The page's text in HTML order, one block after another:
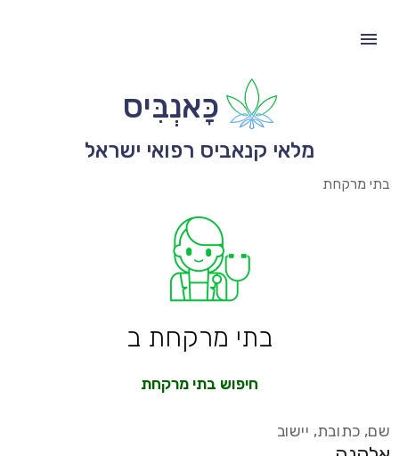
כָּאנְבִּיס
מלאי קנאביס רפואי ישראל
בתי מרקחת
בתי מרקחת ב
חיפוש בתי מרקחת
שם, כתובת, יישוב